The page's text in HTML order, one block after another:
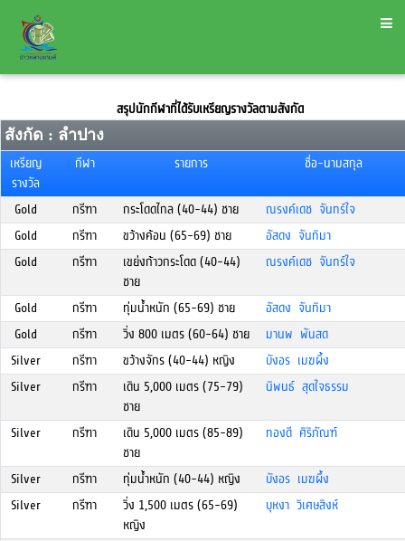
สรุปนักกีฬาที่ได้รับเหรียญรางวัลตามสังกัด
สังกัด : ลำปาง
เหรียญ
รางวัล
กีฬา รายการ ชื่อ-นามสกุล
Gold กรีฑา กระโดดไกล (40-44) ชาย
ณรงค์เดช จันทร์ใจ
Gold
กรีฑา ขว้างค้อน (65-69) ชาย
อัสดง จันทิมา
Gold
กรีฑา
เขย่งก้าวกระโดด (40-44)
ชาย
ณรงค์เดช จันทร์ใจ
Gold กรีฑา ทุ่มน้ำหนัก (65-69) ชาย
อัสดง จันทิมา
Gold
กรีฑา วิ่ง 800 เมตร (60-64) ชาย
มานพ พันสด
Silver
กรีฑา ขว้างจักร (40-44) หญิง
บังอร เมฆผึ้ง
Silver
กรีฑา
เดิน 5,000 เมตร (75-79)
ชาย
นิพนธ์ สุดใจธรรม
Silver กรีฑา
เดิน 5,000 เมตร (85-89)
ชาย
ทองดี ศิริภัณฑ์
Silver กรีฑา ทุ่มน้ำหนัก (40-44) หญิง
บังอร เมฆผึ้ง
Silver
กรีฑา
วิ่ง 1,500 เมตร (65-69)
หญิง
บุหงา วิเศษสิงห์